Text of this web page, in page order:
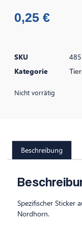
0,25 €
SKU
Kategorie
Nicht vorrätig
Beschreibung
Spezifischer Sticker
Nordhorn.